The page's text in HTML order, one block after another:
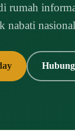
rumah
nabati